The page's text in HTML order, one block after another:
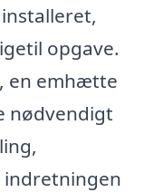
opgave.
en emhætte
nødvendigt
indretningen